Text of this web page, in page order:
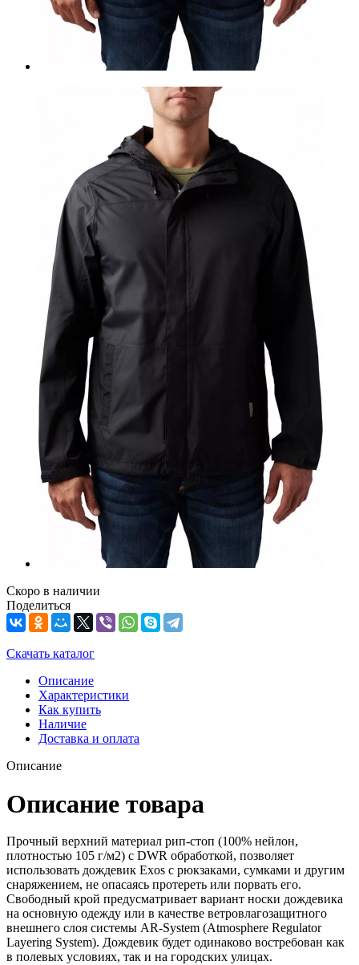
Скоро в наличии
Поделиться
Скачать каталог
Описание
Характеристики
Как купить
Наличие
Доставка и оплата
Описание
Описание товара
Прочный верхний материал рип-стоп (100% нейлон,
плотностью 105 г/м2) с DWR обработкой, позволяет
использовать дождевик Exos с рюкзаками, сумками и другим
снаряжением, не опасаясь протереть или порвать его.
Свободный крой предусматривает вариант носки дождевика
на основную одежду или в качестве ветровлагозащитного
внешнего слоя системы AR-System (Atmosphere Regulator
Layering System). Дождевик будет одинаково востребован как
в полевых условиях, так и на городских улицах.